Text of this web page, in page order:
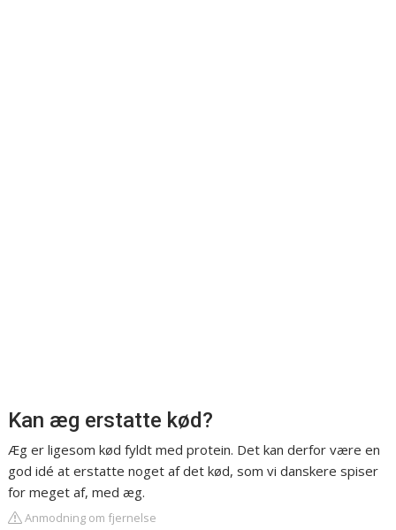
Kan æg erstatte kød?
Æg er ligesom kød fyldt med protein. Det kan derfor være en
god idé at erstatte noget af det kød, som vi danskere spiser
for meget af, med æg.
Anmodning om fjernelse